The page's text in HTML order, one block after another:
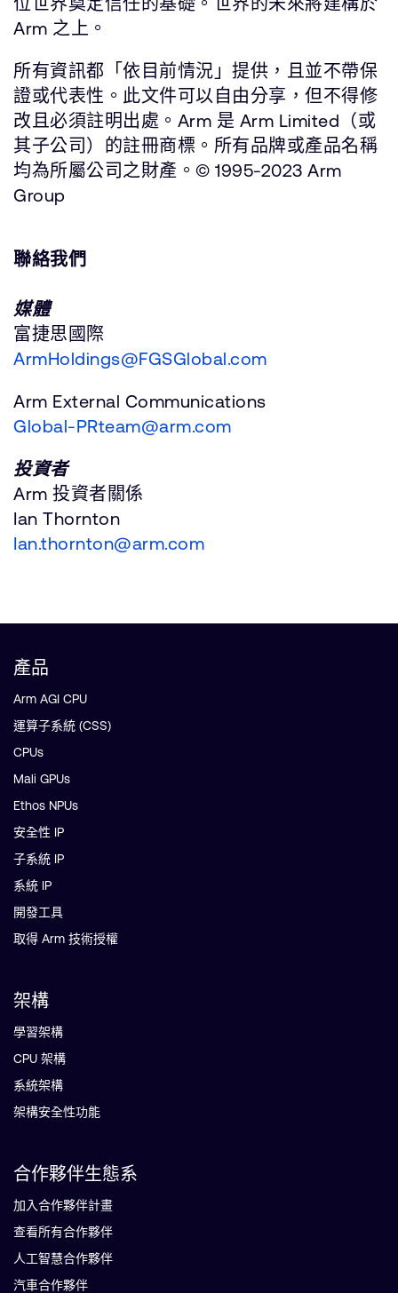
Arm 之上。
所有資訊都「依目前情況」提供，且並不帶保
證或代表性。此文件可以自由分享，但不得修
改且必須註明出處。Arm 是 Arm Limited（或
其子公司）的註冊商標。所有品牌或產品名稱
均為所屬公司之財產。© 1995-2023 Arm
Group
聯絡我們
媒體
富捷思國際
ArmHoldings@FGSGlobal.com
Arm External Communications
Global-PRteam@arm.com
投資者
Arm 投資者關係
Ian Thornton
Ian.thornton@arm.com
產品
Arm AGI CPU
運算子系統 (CSS)
CPUs
Mali GPUs
Ethos NPUs
安全性 IP
子系統 IP
系統 IP
開發工具
取得 Arm 技術授權
架構
學習架構
CPU 架構
系統架構
架構安全性功能
合作夥伴生態系
加入合作夥伴計畫
查看所有合作夥伴
人工智慧合作夥伴
汽車合作夥伴